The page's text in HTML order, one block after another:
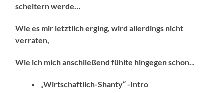
scheitern werde…
Wie es mir letztlich erging, wird allerdings nicht
verraten,
Wie ich mich anschließend fühlte hingegen schon...
„Wirtschaftlich-Shanty“ -Intro